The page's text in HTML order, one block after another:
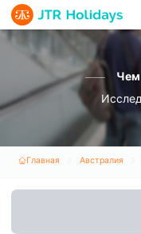
Чем
Главная Австралия